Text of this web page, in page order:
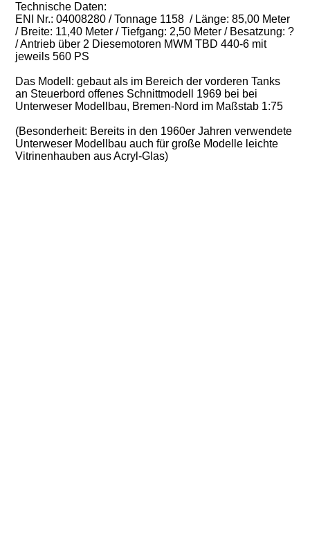
Technische Daten:
ENI Nr.: 04008280 / Tonnage 1158 / Länge: 85,00 Meter
/ Breite: 11,40 Meter / Tiefgang: 2,50 Meter / Besatzung: ?
/ Antrieb über 2 Diesemotoren MWM TBD 440-6 mit
jeweils 560 PS
Das Modell: gebaut als im Bereich der vorderen Tanks
an Steuerbord offenes Schnittmodell 1969 bei bei
Unterweser Modellbau, Bremen-Nord im Maßstab 1:75
(Besonderheit: Bereits in den 1960er Jahren verwendete
Unterweser Modellbau auch für große Modelle leichte
Vitrinenhauben aus Acryl-Glas)